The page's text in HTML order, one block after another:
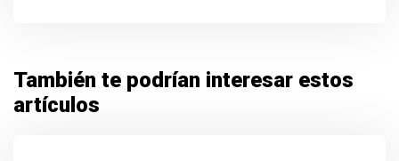
También te podrían interesar estos
artículos